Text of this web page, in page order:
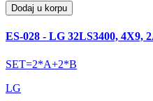
Dodaj u korpu
ES-028 - LG 32LS3400, 4X9,
SET=2*A+2*B
LG